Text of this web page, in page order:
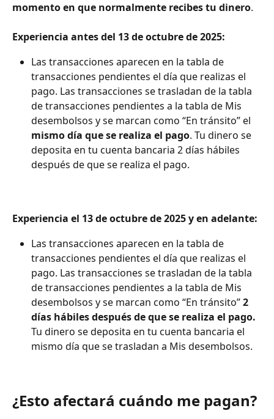
momento en que normalmente recibes tu dinero.
Experiencia antes del 13 de octubre de 2025:
Las transacciones aparecen en la tabla de
transacciones pendientes el día que realizas el
pago. Las transacciones se trasladan de la tabla
de transacciones pendientes a la tabla de Mis
desembolsos y se marcan como “En tránsito” el
mismo día que se realiza el pago. Tu dinero se
deposita en tu cuenta bancaria 2 días hábiles
después de que se realiza el pago.
Experiencia el 13 de octubre de 2025 y en adelante:
Las transacciones aparecen en la tabla de
transacciones pendientes el día que realizas el
pago. Las transacciones se trasladan de la tabla
de transacciones pendientes a la tabla de Mis
desembolsos y se marcan como “En tránsito” 2
días hábiles después de que se realiza el pago.
Tu dinero se deposita en tu cuenta bancaria el
mismo día que se trasladan a Mis desembolsos.
¿Esto afectará cuándo me pagan?